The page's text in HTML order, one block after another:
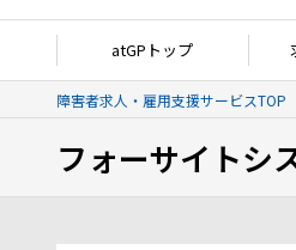
atGPトップ
障害者求人・雇用支援サービスTOP
フォーサイトシ